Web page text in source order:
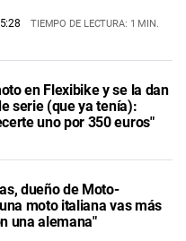
TIEMPO DE LECTURA: 1 MIN.
en Flexibike y se la dan
serie (que ya tenía):
uno por 350 euros"
dueño de Moto-
moto italiana vas más
una alemana"